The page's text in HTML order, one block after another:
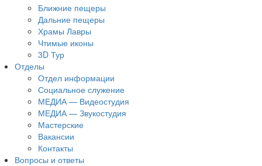
Ближние пещеры
Дальние пещеры
Храмы Лавры
Чтимые иконы
3D Тур
Отделы
Отдел информации
Социальное служение
МЕДИА — Видеостудия
МЕДИА — Звукостудия
Мастерские
Вакансии
Контакты
Вопросы и ответы